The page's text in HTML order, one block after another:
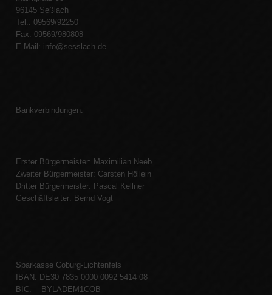
96145 Seßlach
Tel.: 09569/92250
Fax: 09569/980808
E-Mail: info@sesslach.de
Bankverbindungen:
Erster Bürgermeister: Maximilian Neeb
Zweiter Bürgermeister: Carsten Höllein
Dritter Bürgermeister: Pascal Kellner
Geschäftsleiter: Bernd Vogt
Sparkasse Coburg-Lichtenfels
IBAN: DE30 7835 0000 0092 5414 08
BIC: BYLADEM1COB